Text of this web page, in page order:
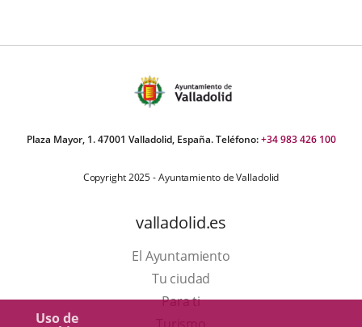
Uso de
Plaza Mayor, 1. 47001 Valladolid, España. Teléfono:+34 983 426 100
Copyright 2025 - Ayuntamiento de Valladolid
valladolid.es
El Ayuntamiento
Tu ciudad
Para ti